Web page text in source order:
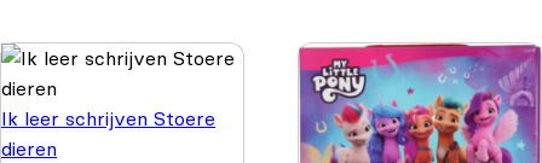
Ik leer schrijven Stoere
dieren